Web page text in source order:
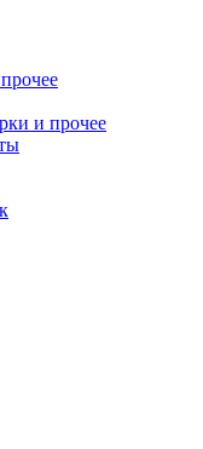
и прочее